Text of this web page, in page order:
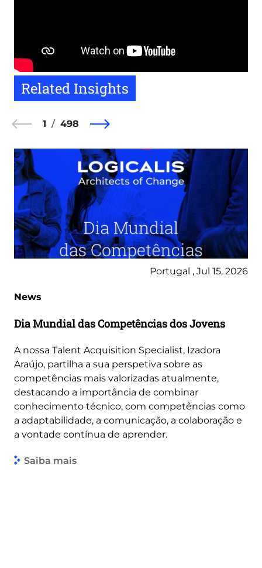
Related Insights
1 498
Portugal , Jul 15, 2026
News
Dia Mundial das Competências dos Jovens
A nossa Talent Acquisition Specialist, Izadora
Araújo, partilha a sua perspetiva sobre as
competências mais valorizadas atualmente,
destacando a importância de combinar
conhecimento técnico, com competências como
a adaptabilidade, a comunicação, a colaboração e
a vontade contínua de aprender.
Saiba mais